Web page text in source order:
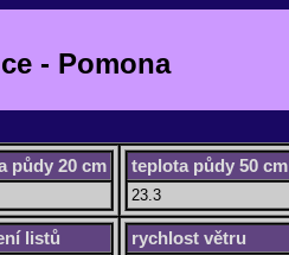
- Pomona
půdy 20 cm teplota půdy 50 cm
23.3
listů rychlost větru